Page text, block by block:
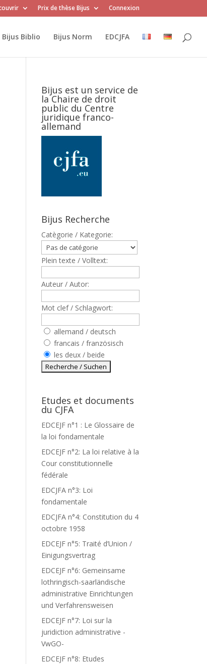
Prix de thèse Bijus Connexion
Bijus Biblio Bijus Norm EDCJFA
Bijus est un service de
la Chaire de droit
public du Centre
juridique franco-
allemand
Bijus Recherche
Catègorie / Kategorie:
Plein texte / Volltext:
Auteur / Autor:
Mot clef / Schlagwort:
allemand / deutsch
francais / französisch
les deux / beide
Etudes et documents
du CJFA
EDCEJF n°1 : Le Glossaire de
la loi fondamentale
EDCEJF n°2: La loi relative à la
Cour constitutionnelle
fédérale
EDCJFA n°3: Loi
fondamentale
EDCJFA n°4: Constitution du 4
octobre 1958
EDCEJF n°5: Traité d’Union /
Einigungsvertrag
EDCEJF n°6: Gemeinsame
lothringisch-saarländische
administrative Einrichtungen
und Verfahrensweisen
EDCEJF n°7: Loi sur la
juridiction administrative -
VwGO-
EDCEJF n°8: Etudes